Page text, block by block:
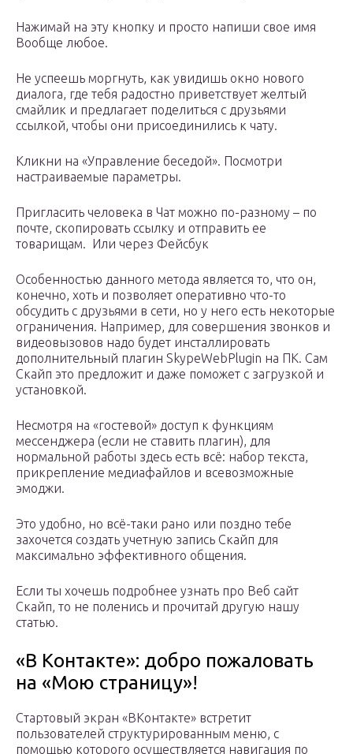
Нажимай на эту кнопку и просто напиши свое имя
Вообще любое.
Не успеешь моргнуть, как увидишь окно нового
диалога, где тебя радостно приветствует желтый
смайлик и предлагает поделиться с друзьями
ссылкой, чтобы они присоединились к чату.
Кликни на «Управление беседой». Посмотри
настраиваемые параметры.
Пригласить человека в Чат можно по-разному – по
почте, скопировать ссылку и отправить ее
товарищам. Или через Фейсбук
Особенностью данного метода является то, что он,
конечно, хоть и позволяет оперативно что-то
обсудить с друзьями в сети, но у него есть некоторые
ограничения. Например, для совершения звонков и
видеовызовов надо будет инсталлировать
дополнительный плагин SkypeWebPlugin на ПК. Сам
Скайп это предложит и даже поможет с загрузкой и
установкой.
Несмотря на «гостевой» доступ к функциям
мессенджера (если не ставить плагин), для
нормальной работы здесь есть всё: набор текста,
прикрепление медиафайлов и всевозможные
эмоджи.
Это удобно, но всё-таки рано или поздно тебе
захочется создать учетную запись Скайп для
максимально эффективного общения.
Если ты хочешь подробнее узнать про Веб сайт
Скайп, то не поленись и прочитай другую нашу
статью.
«В Контакте»: добро пожаловать
на «Мою страницу»!
Стартовый экран «ВКонтакте» встретит
пользователей структурированным меню, с
помощью которого осуществляется навигация по